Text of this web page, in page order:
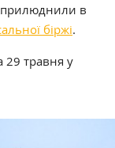
в
біржі.
29 травня у